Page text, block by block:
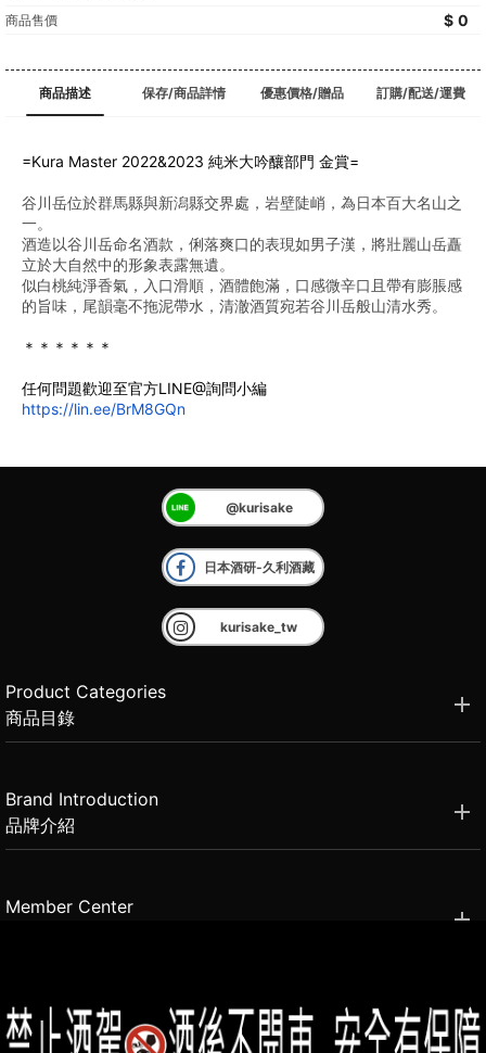
商品售價 0
商品描述 保存/商品詳情 優惠價格/贈品 訂購/配送/運費
=Kura Master 2022&2023 純米大吟釀部門 金賞=
谷川岳位於群馬縣與新潟縣交界處，岩壁陡峭，為日本百大名山之
一。
酒造以谷川岳命名酒款，俐落爽口的表現如男子漢，將壯麗山岳矗
立於大自然中的形象表露無遺。
似白桃純淨香氣，入口滑順，酒體飽滿，口感微辛口且帶有膨脹感
的旨味，尾韻毫不拖泥帶水，清澈酒質宛若谷川岳般山清水秀。
＊＊＊＊＊＊
任何問題歡迎至官方LINE@詢問小編
https://lin.ee/BrM8GQn
@kurisake
日本酒研-久利酒藏
kurisake_tw
Product Categories
商品目錄
Brand Introduction
品牌介紹
Member Center
2021思橙國際有限公司 版權所有 禁止轉貼節錄 All rights reserved.